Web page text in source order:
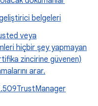
belgeleri
veya
hiçbir şey yapmayan
zincirine güvenen)
arar.